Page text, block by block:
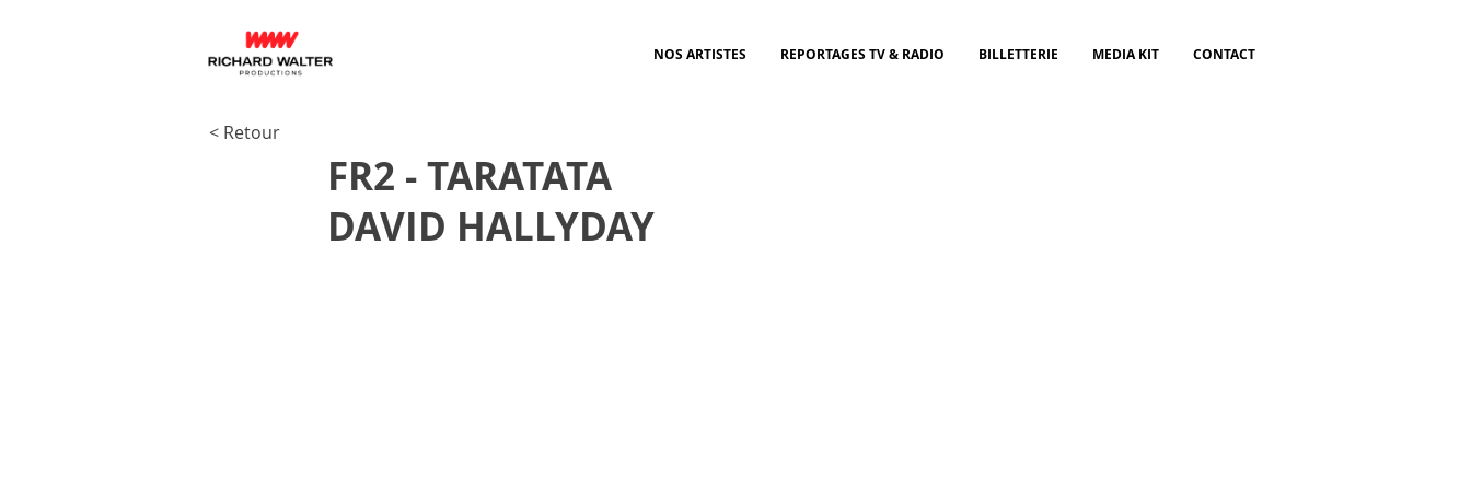
NOS ARTISTES REPORTAGES TV & RADIO BILLETTERIE MEDIA KIT CONTACT
< Retour
FR2 - TARATATA
DAVID HALLYDAY